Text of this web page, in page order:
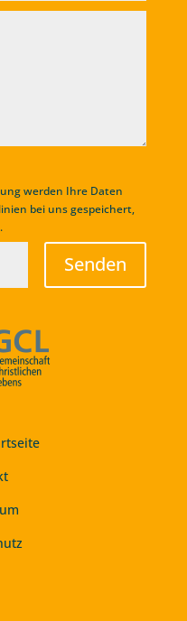
werden Ihre Daten
bei uns gespeichert,
Senden